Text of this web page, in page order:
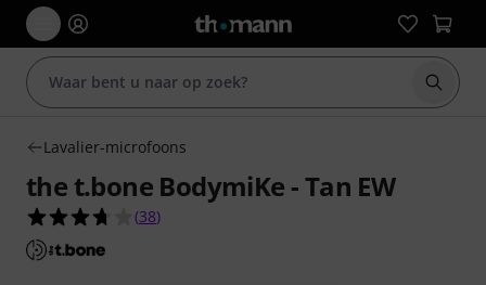
Zoek
Lavalier-microfoons
the t.bone BodymiKe - Tan EW
3.7 van de 5 sterren van 38 klantbeoordelingen
(38)